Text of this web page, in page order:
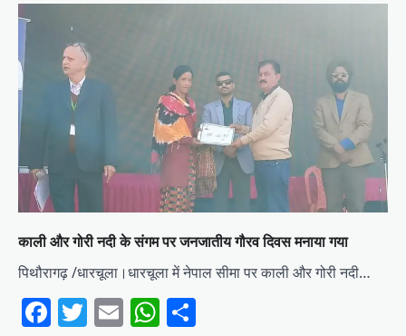
काली और गोरी नदी के संगम पर जनजातीय गौरव दिवस मनाया गया
पिथौरागढ़ /धारचूला।धारचूला में नेपाल सीमा पर काली और गोरी नदी…
Facebook
Twitter
EmailWhatsApp